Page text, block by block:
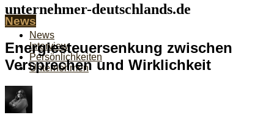
unternehmer-deutschlands.de
News
Interview
Persönlichkeiten
Unternehmen
News
Energiesteuersenkung zwischen
Versprechen und Wirklichkeit